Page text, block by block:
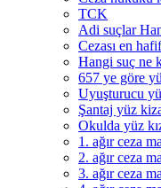
TCK
Adi suçlar
Cezası en
Hangi suç ne
657 ye göre
Uyuşturucu
Şantaj yüz
Okulda yüz
1. ağır ceza
2. ağır ceza
3. ağır ceza